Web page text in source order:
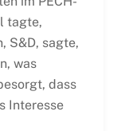
tagte,
S&D, sagte,
was
dass
Interesse